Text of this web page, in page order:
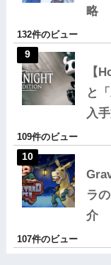
略
132件のビュー
【
と
入
109件のビュー
ラ
介
107件のビュー